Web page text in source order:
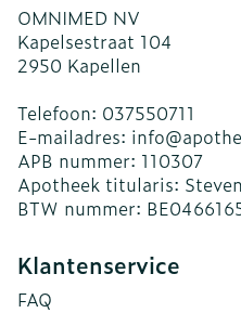
OMNIMED NV
Kapelsestraat 104
2950 Kapellen
Telefoon: 037550711
E-mailadres: info@
APB nummer: 110307
Apotheek titularis:
BTW nummer:
Klantenservice
FAQ